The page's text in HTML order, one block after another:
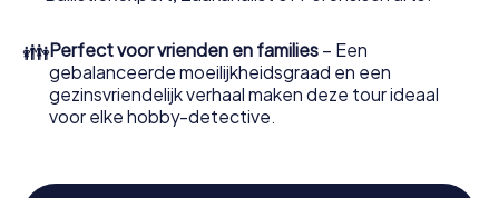
paar minuten vind je het in je email inbox. Start nu je online
Waar wacht je nog op? Zwettl rekent op je!
👪Perfect voor vrienden en families – Een
gebalanceerde moeilijkheidsgraad en een
gezinsvriendelijk verhaal maken deze tour ideaal
voor elke hobby-detective.